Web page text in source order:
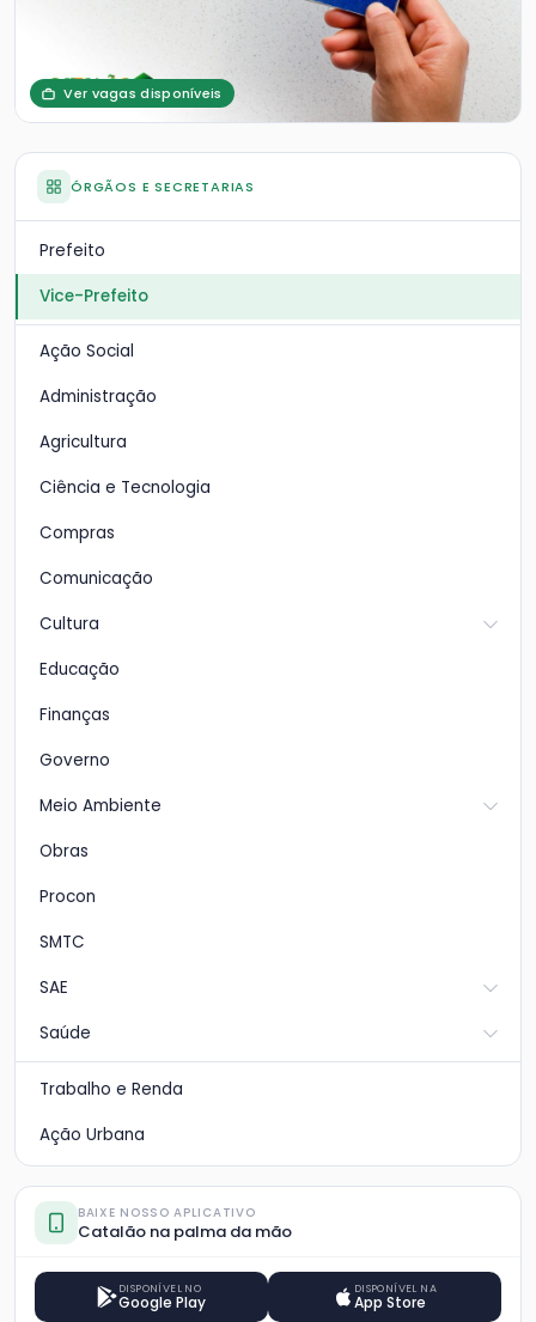
Ver vagas disponíveis
ÓRGÃOS E SECRETARIAS
Prefeito
Vice-Prefeito
Ação Social
Administração
Agricultura
Ciência e Tecnologia
Compras
Comunicação
Cultura
Educação
Finanças
Governo
Meio Ambiente
Obras
Procon
SMTC
SAE
Saúde
Trabalho e Renda
Ação Urbana
BAIXE NOSSO APLICATIVO
Catalão na palma da mão
DISPONÍVEL NO
Google Play
DISPONÍVEL NA
App Store